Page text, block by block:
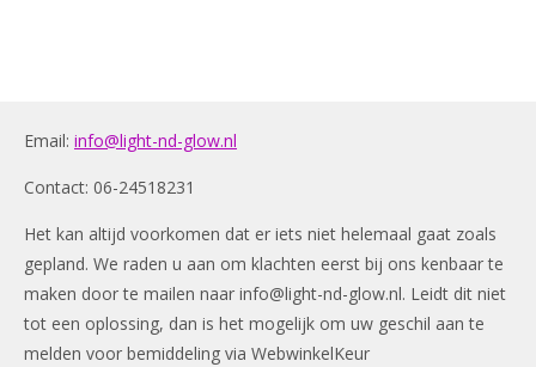
Email: info@light-nd-glow.nl
Contact: 06-24518231
Het kan altijd voorkomen dat er iets niet helemaal gaat zoals
gepland. We raden u aan om klachten eerst bij ons kenbaar te
maken door te mailen naar info@light-nd-glow.nl. Leidt dit niet
tot een oplossing, dan is het mogelijk om uw geschil aan te
melden voor bemiddeling via WebwinkelKeur